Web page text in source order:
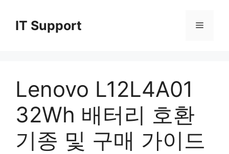
contentIT Support Menu
Lenovo L12L4A01
32Wh 배터리 호환
기종 및 구매 가이드